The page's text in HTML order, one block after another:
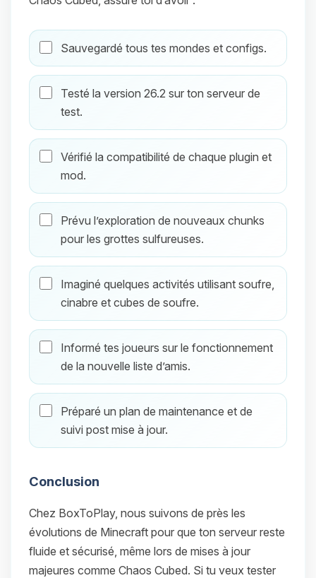
Sauvegardé tous tes mondes et configs.
Testé la version 26.2 sur ton serveur de
test.
Vérifié la compatibilité de chaque plugin et
mod.
Prévu l’exploration de nouveaux chunks
pour les grottes sulfureuses.
Imaginé quelques activités utilisant soufre,
cinabre et cubes de soufre.
Informé tes joueurs sur le fonctionnement
de la nouvelle liste d’amis.
Préparé un plan de maintenance et de
suivi post mise à jour.
Conclusion
Chez BoxToPlay, nous suivons de près les
évolutions de Minecraft pour que ton serveur reste
fluide et sécurisé, même lors de mises à jour
majeures comme Chaos Cubed. Si tu veux tester